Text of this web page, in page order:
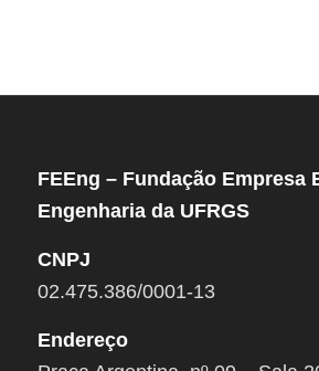
FEEng – Fundação Empresa
Engenharia da UFRGS
CNPJ
02.475.386/0001-13
Endereço